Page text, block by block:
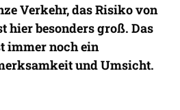
Verkehr, das Risiko von
hier besonders groß. Das
immer noch ein
und Umsicht.